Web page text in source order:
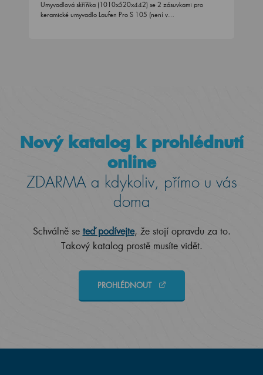
Umyvadlová skříňka (1010x520x442) se 2 zásuvkami pro
keramické umyvadlo Laufen Pro S 105 (není v…
Nový katalog k prohlédnutí
online
ZDARMA a kdykoliv, přímo u vás
doma
Schválně se teď podívejte, že stojí opravdu za to.
Takový katalog prostě musíte vidět.
PROHLÉDNOUT